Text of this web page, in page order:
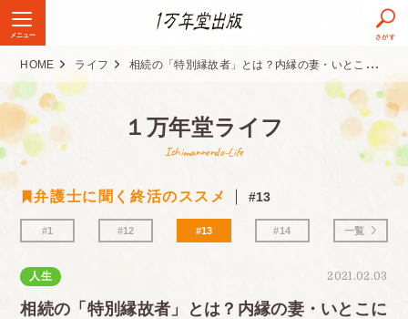
メニュー さがす
HOME ライフ 相続の「特別縁故者」とは？内縁の妻・いとこにもありうる遺産相続と対策
１万年堂ライフ
Ichimannendo-Life
弁護士に聞く終活のススメ #13
#1 #12 #13 #14 一覧
2021.02.03
人生
相続の「特別縁故者」とは？内縁の妻・いとこに